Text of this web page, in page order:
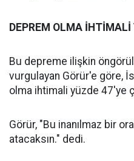
DEPREM OLMA İHTİMALİ
Bu depreme ilişkin
vurgulayan Görür'e göre,
olma ihtimali yüzde 47'ye
Görür, "Bu inanılmaz bir
atacaksın." dedi.